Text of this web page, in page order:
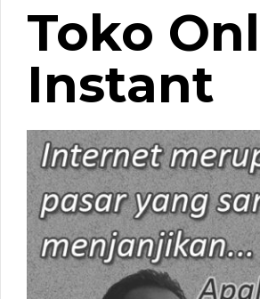
Toko
Instant